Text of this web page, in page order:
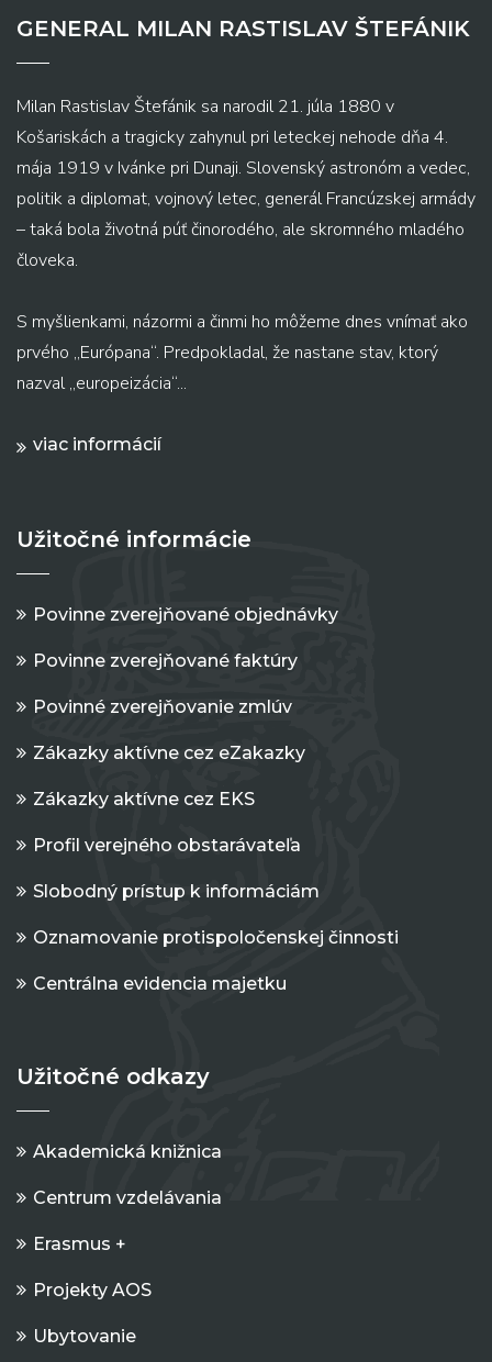
GENERAL MILAN RASTISLAV ŠTEFÁNIK
Milan Rastislav Štefánik sa narodil 21. júla 1880 v
Košariskách a tragicky zahynul pri leteckej nehode dňa 4.
mája 1919 v Ivánke pri Dunaji. Slovenský astronóm a vedec,
politik a diplomat, vojnový letec, generál Francúzskej armády
– taká bola životná púť činorodého, ale skromného mladého
človeka.
S myšlienkami, názormi a činmi ho môžeme dnes vnímať ako
prvého „Európana“. Predpokladal, že nastane stav, ktorý
nazval „europeizácia“...
viac informácií
Užitočné informácie
Povinne zverejňované objednávky
Povinne zverejňované faktúry
Povinné zverejňovanie zmlúv
Zákazky aktívne cez eZakazky
Zákazky aktívne cez EKS
Profil verejného obstarávateľa
Slobodný prístup k informáciám
Oznamovanie protispoločenskej činnosti
Centrálna evidencia majetku
Užitočné odkazy
Akademická knižnica
Centrum vzdelávania
Erasmus +
Projekty AOS
Ubytovanie